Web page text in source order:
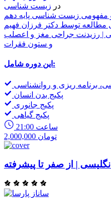
در زیست شناسی
مفهومی زیست شناسی پایه دهم
مطالعه توسط دکتر فرزان فهیم
| رزیدنت جراحی مغز و اعصلب
و ستون فقرات
این دوره شامل:
برنامه ریزی و روانشناسی
پکیج بدن انسان
پکیج جانوری
پکیج گیاهی
21:00 ساعت
2,000,000 تومان
| از صفر تا پیشرفته